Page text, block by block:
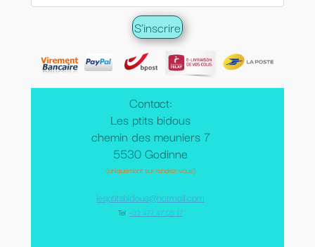
Contact:
Les ptits bidous
chemin des meuniers 7
5530 Godinne
(uniquement sur rendez-vous)
lesptitsbidous@hotmail.com
Tel: +32 477 47 05 17